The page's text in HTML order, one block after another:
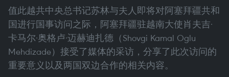
值此越共中央总书记苏林与夫人即将对阿塞拜疆共和
国进行国事访问之际，阿塞拜疆驻越南大使肖夫吉·
卡马尔·奥格卢·迈赫迪扎德（Shovgi Kamal Oglu
Mehdizade）接受了媒体的采访，分享了此次访问的
重要意义以及两国双边合作的相关内容。